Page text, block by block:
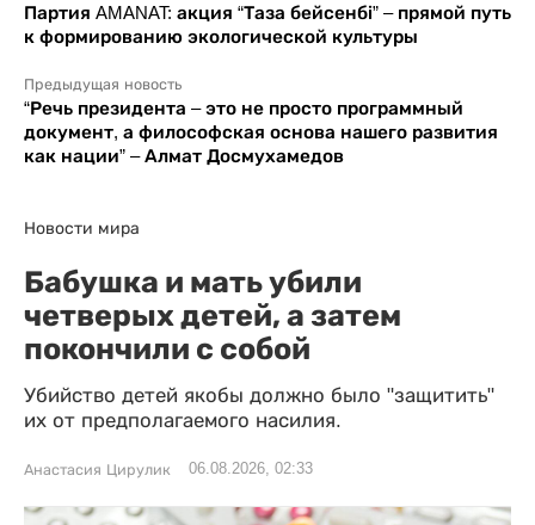
Партия AMANAT: акция “Таза бейсенбі” – прямой путь
к формированию экологической культуры
Предыдущая новость
“Речь президента – это не просто программный
документ, а философская основа нашего развития
как нации” – Алмат Досмухамедов
Новости мира
Бабушка и мать убили
четверых детей, а затем
покончили с собой
Убийство детей якобы должно было "защитить"
их от предполагаемого насилия.
Анастасия Цирулик 06.08.2026, 02:33